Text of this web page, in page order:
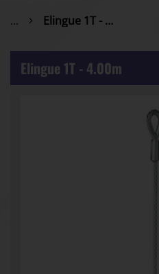
... Elingue 1T - 4.00m
Elingue 1T - 4.00m